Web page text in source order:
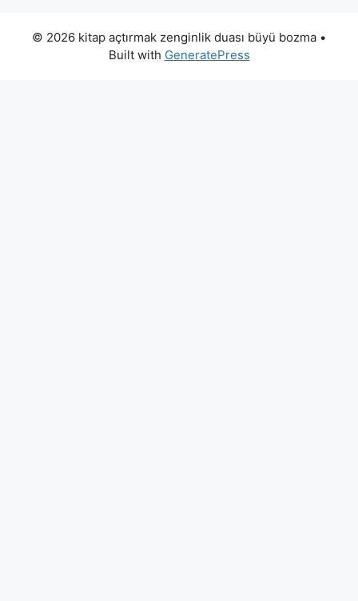
© 2026 kitap açtırmak zenginlik duası büyü bozma •
Built with GeneratePress